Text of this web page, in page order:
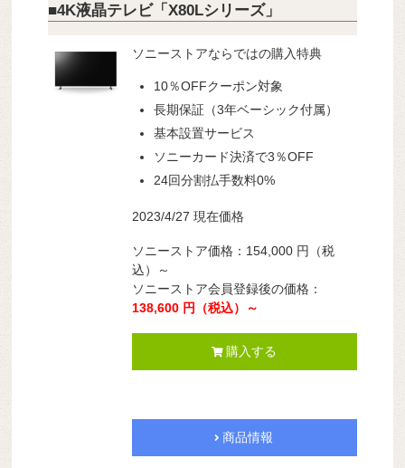
■4K液晶テレビ「X80Lシリーズ」
ソニーストアならではの購入特典
10％OFFクーポン対象
長期保証（3年ベーシック付属）
基本設置サービス
ソニーカード決済で3％OFF
24回分割払手数料0%
2023/4/27 現在価格
ソニーストア価格：154,000 円（税
込）～
ソニーストア会員登録後の価格：
138,600 円（税込）～
購入する
商品情報